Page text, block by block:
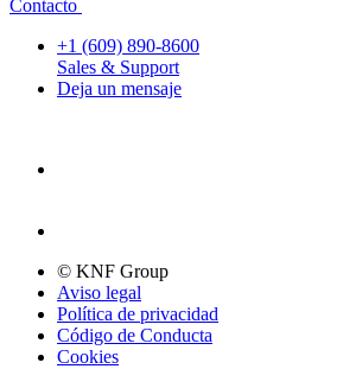
Contacto
+1 (609) 890-8600
Sales & Support
Deja un mensaje
© KNF Group
Aviso legal
Política de privacidad
Código de Conducta
Cookies